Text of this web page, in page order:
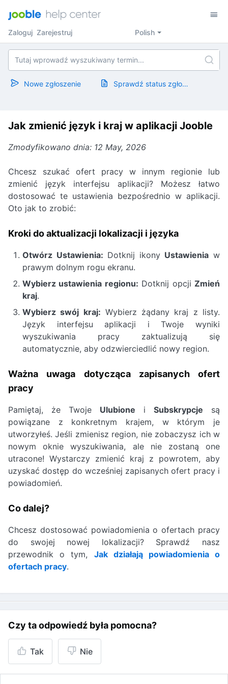
Polish
Zaloguj Zarejestruj
Nowe zgłoszenie Sprawdź status zgłoszenia
Jak zmienić język i kraj w aplikacji Jooble
Zmodyfikowano dnia: 12 May, 2026
Chcesz szukać ofert pracy w innym regionie lub
zmienić język interfejsu aplikacji? Możesz łatwo
dostosować te ustawienia bezpośrednio w aplikacji.
Oto jak to zrobić:
Kroki do aktualizacji lokalizacji i języka
Otwórz Ustawienia: Dotknij ikony Ustawienia w
prawym dolnym rogu ekranu.
Wybierz ustawienia regionu: Dotknij opcjiZmień
kraj.
Wybierz swój kraj: Wybierz żądany kraj z listy.
Język interfejsu aplikacji i Twoje wyniki
wyszukiwania pracy zaktualizują się
automatycznie, aby odzwierciedlić nowy region.
Ważna uwaga dotycząca zapisanych ofert
pracy
Pamiętaj, że Twoje Ulubione i Subskrypcje są
powiązane z konkretnym krajem, w którym je
utworzyłeś. Jeśli zmienisz region, nie zobaczysz ich w
nowym oknie wyszukiwania, ale nie zostaną one
utracone! Wystarczy zmienić kraj z powrotem, aby
uzyskać dostęp do wcześniej zapisanych ofert pracy i
powiadomień.
Co dalej?
Chcesz dostosować powiadomienia o ofertach pracy
do swojej nowej lokalizacji? Sprawdź nasz
przewodnik o tym, Jak działają powiadomienia o
ofertach pracy.
Czy ta odpowiedź była pomocna?
Tak Nie